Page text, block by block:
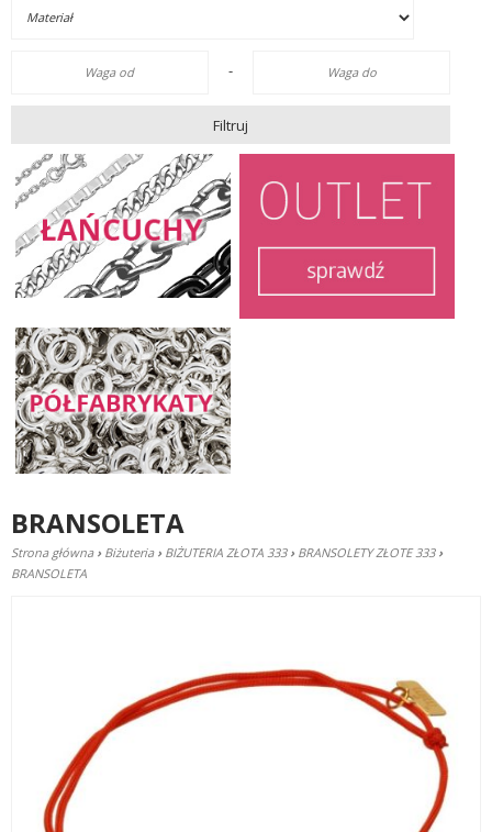
-
Filtruj
BRANSOLETA
Strona główna › Biżuteria › BIŻUTERIA ZŁOTA 333 › BRANSOLETY ZŁOTE 333 ›
BRANSOLETA